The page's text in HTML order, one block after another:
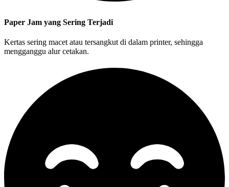
Paper Jam yang Sering Terjadi
Kertas sering macet atau tersangkut di dalam printer, sehingga
mengganggu alur cetakan.